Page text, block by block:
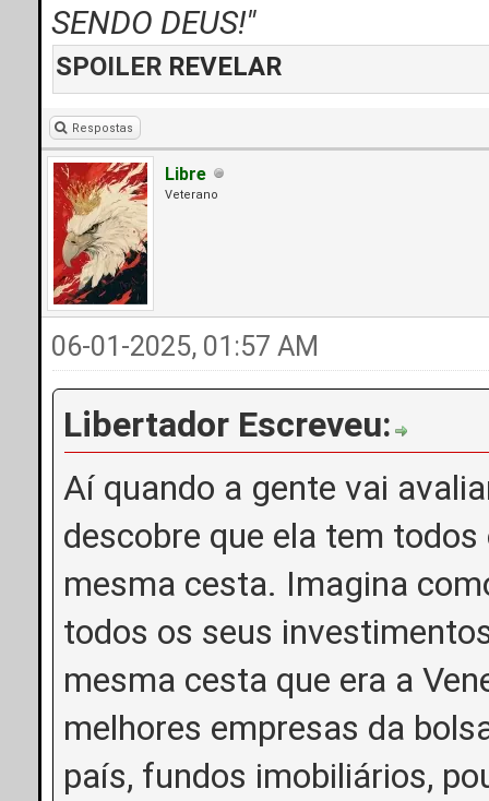
SENDO DEUS!"
SPOILER REVELAR
Respostas
Libre
Veterano
06-01-2025, 01:57 AM
Libertador Escreveu:
Aí quando a gente vai
descobre que ela tem
mesma cesta. Imagina
todos os seus
mesma cesta que era a
melhores empresas da
país, fundos imobiliários,